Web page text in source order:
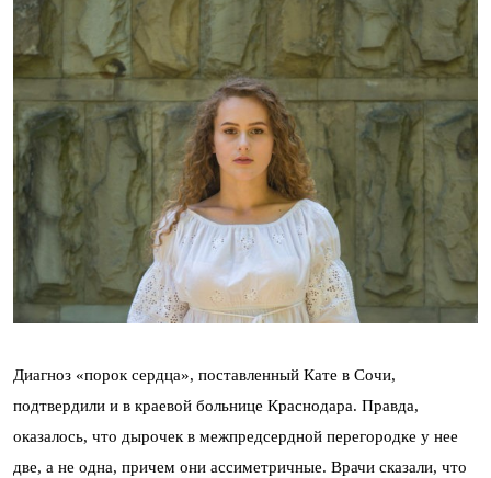
Диагноз «порок сердца», поставленный Кате в Сочи,
подтвердили и в краевой больнице Краснодара. Правда,
оказалось, что дырочек в межпредсердной перегородке у нее
две, а не одна, причем они ассиметричные. Врачи сказали, что